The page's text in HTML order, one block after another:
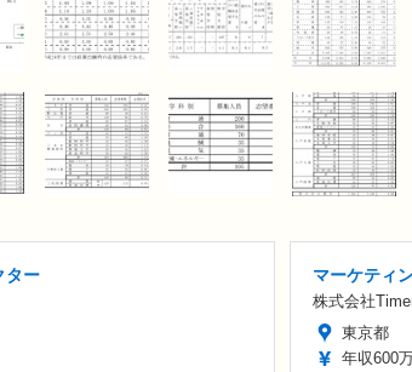
ター マーケティ
株式会社
東京都
年収600